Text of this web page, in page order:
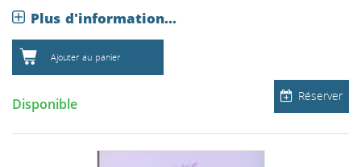
Plus d'information...
Ajouter au panier
Réserver
Disponible